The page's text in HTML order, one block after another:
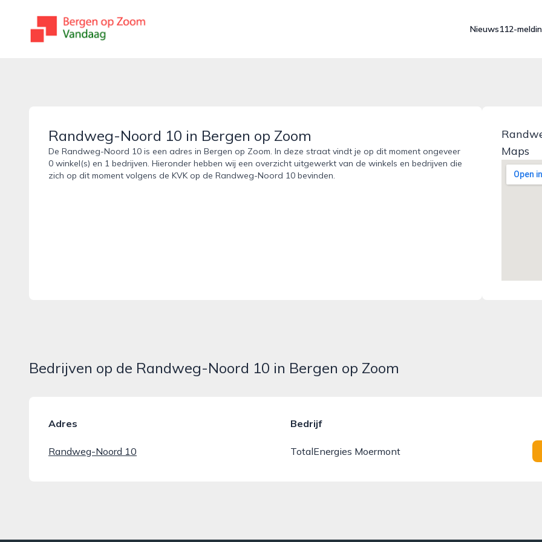
bergenopzoomvandaag.nl
Nieuws112-
Randweg-Noord 10 in Bergen op Zoom
De Randweg-Noord 10 is een adres in Bergen op Zoom. In deze straat vindt je op dit moment ongeveer
0 winkel(s) en 1 bedrijven. Hieronder hebben wij een overzicht uitgewerkt van de winkels en bedrijven die
zich op dit moment volgens de KVK op de Randweg-Noord 10 bevinden.
Maps
Bedrijven op de Randweg-Noord 10 in Bergen op Zoom
Adres Bedrijf
Randweg-Noord 10 TotalEnergies Moermont